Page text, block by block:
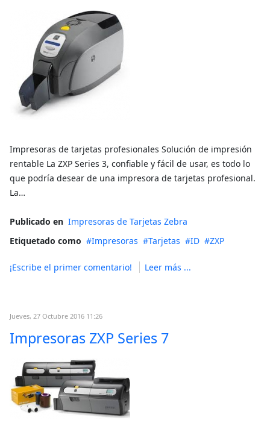
Impresoras de tarjetas profesionales Solución de impresión
rentable La ZXP Series 3, confiable y fácil de usar, es todo lo
que podría desear de una impresora de tarjetas profesional.
La…
Publicado en Impresoras de Tarjetas Zebra
Etiquetado como
Impresoras Tarjetas ID ZXP
¡Escribe el primer comentario! Leer más ...
Jueves, 27 Octubre 2016 11:26
Impresoras ZXP Series 7